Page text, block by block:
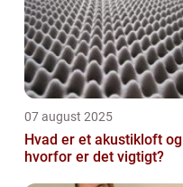
07 august 2025
Hvad er et akustikloft og
hvorfor er det vigtigt?